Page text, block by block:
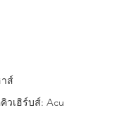
ส์
เฮิร์บส์: Acu